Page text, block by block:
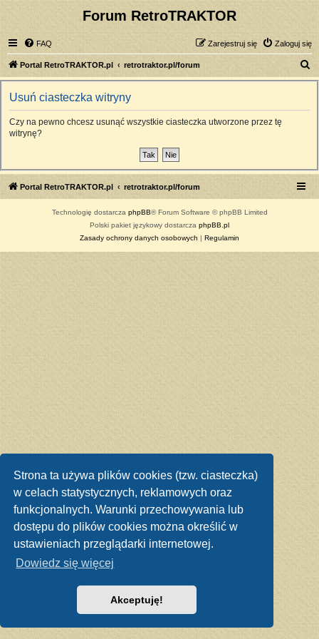
Strona ta używa plików cookies (tzw. ciasteczka)
w celach statystycznych, reklamowych oraz
funkcjonalnych. Warunki przechowywania lub
dostępu do plików cookies można określić w
ustawieniach przeglądarki internetowej.
Dowiedz się więcej
Akceptuję!
Forum RetroTRAKTOR
FAQ Zaloguj się
Zarejestruj się
Portal RetroTRAKTOR.pl retrotraktor.pl/forum
z
Usuń ciasteczka witryny
Czy na pewno chcesz usunąć wszystkie ciasteczka utworzone przez tę
witrynę?
Portal RetroTRAKTOR.pl retrotraktor.pl/forum
Technologię dostarcza phpBB® Forum Software © phpBB Limited
Polski pakiet językowy dostarcza phpBB.pl
Zasady ochrony danych osobowych | Regulamin